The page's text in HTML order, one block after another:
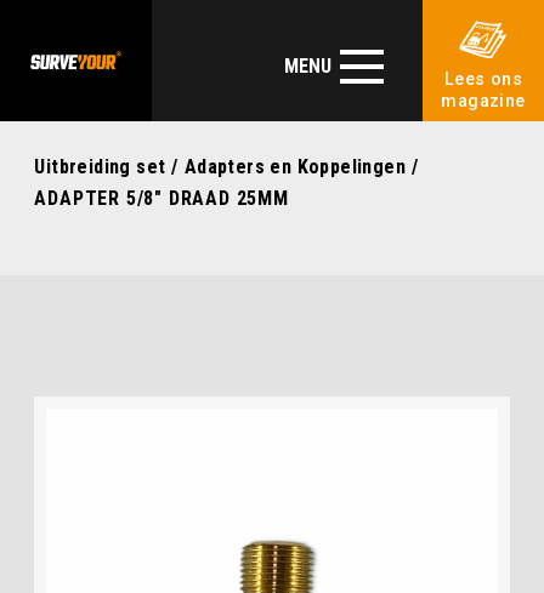
MENU
Lees ons
magazine
Uitbreiding set / Adapters en Koppelingen /
ADAPTER 5/8″ DRAAD 25MM